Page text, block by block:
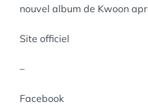
nouvel album de Kwoon
Site officiel
–
Facebook